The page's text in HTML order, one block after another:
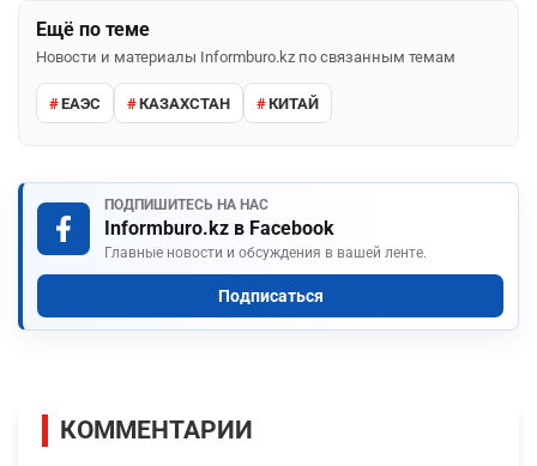
Ещё по теме
Новости и материалы Informburo.kz по связанным темам
ЕАЭС КАЗАХСТАН КИТАЙ
ПОДПИШИТЕСЬ НА НАС
Informburo.kz в Facebook
Главные новости и обсуждения в вашей ленте.
Подписаться
КОММЕНТАРИИ